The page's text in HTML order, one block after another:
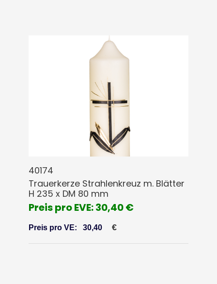
40174
Trauerkerze Strahlenkreuz m. Blätter
H 235 x DM 80 mm
Preis pro EVE: 30,40 €
Preis pro VE: 30,40 €